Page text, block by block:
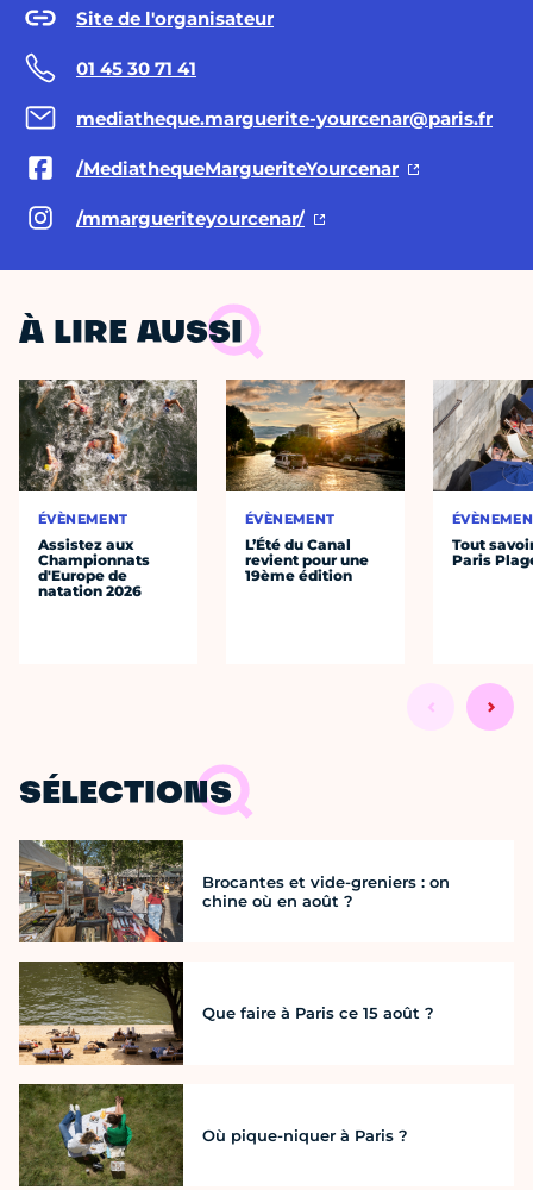
Site de l'organisateur
01 45 30 71 41
mediatheque.marguerite-yourcenar@paris.fr
/MediathequeMargueriteYourcenar
/mmargueriteyourcenar/
À LIRE AUSSI
ÉVÈNEMENT
Assistez aux
Championnats
d'Europe de
natation 2026
ÉVÈNEMENT
L’Été du Canal
revient pour une
19ème édition
Tout
Paris
SÉLECTIONS
Brocantes et vide-greniers : on
chine où en août ?
Que faire à Paris ce 15 août ?
Où pique-niquer à Paris ?